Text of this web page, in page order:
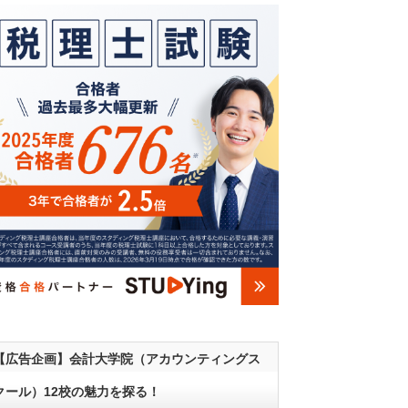
広告企画】会計大学院（アカウンティングス
ール）12校の魅力を探る！